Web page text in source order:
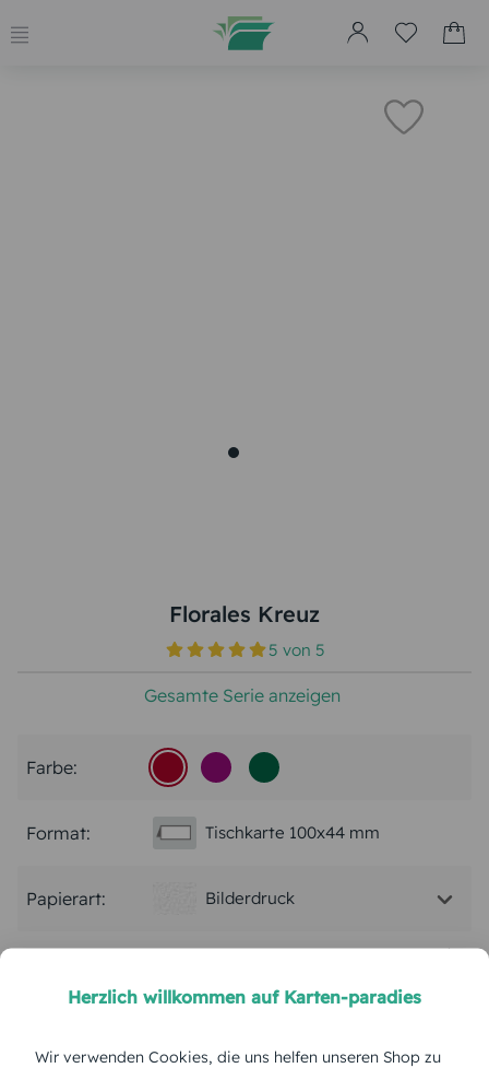
Florales Kreuz
5 von 5
Gesamte Serie anzeigen
Farbe:
Format: Tischkarte 100x44 mm
Papierart: Bilderdruck
Herzlich willkommen auf Karten-paradies
Wir verwenden Cookies, die uns helfen unseren Shop zu